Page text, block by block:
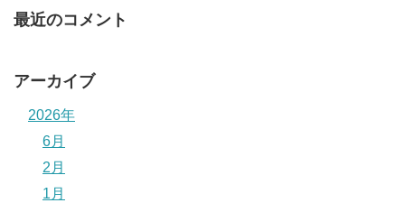
最近のコメント
アーカイブ
2026年
6月
2月
1月